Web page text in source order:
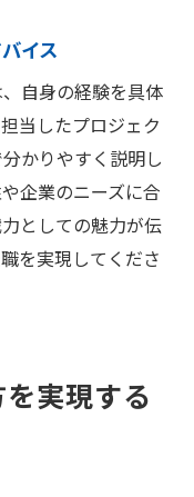
イス
自身の経験を具体
当したプロジェク
かりやすく説明し
企業のニーズに合
としての魅力が伝
を実現してくださ
実現する